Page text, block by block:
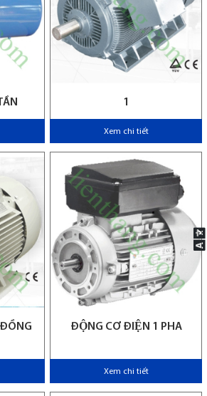
1
Xem chi tiết
ĐỘNG CƠ ĐIỆN 1 PHA
Xem chi tiết